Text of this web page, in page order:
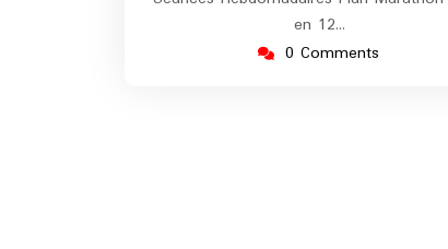
en 12…
0 Comments